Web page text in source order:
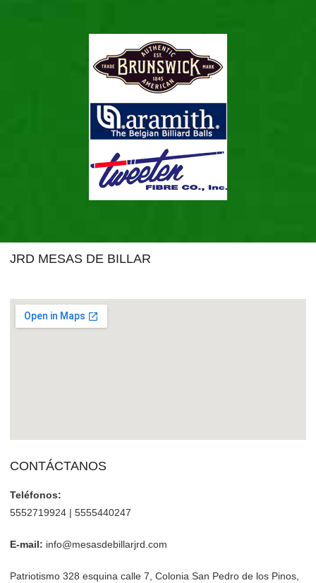
JRD MESAS DE BILLAR
CONTÁCTANOS
Teléfonos:
5552719924 | 5555440247
E-mail: info@mesasdebillarjrd.com
Patriotismo 328 esquina calle 7, Colonia San Pedro de los Pinos,